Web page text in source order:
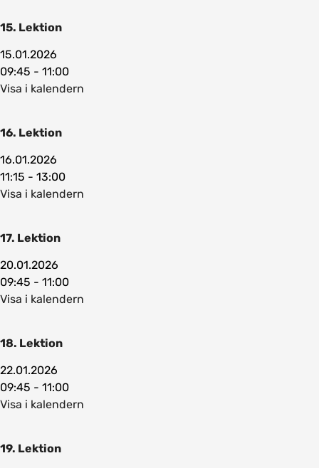
15. Lektion
15.01.2026
09:45 - 11:00
Visa i kalendern
16. Lektion
16.01.2026
11:15 - 13:00
Visa i kalendern
17. Lektion
20.01.2026
09:45 - 11:00
Visa i kalendern
18. Lektion
22.01.2026
09:45 - 11:00
Visa i kalendern
19. Lektion